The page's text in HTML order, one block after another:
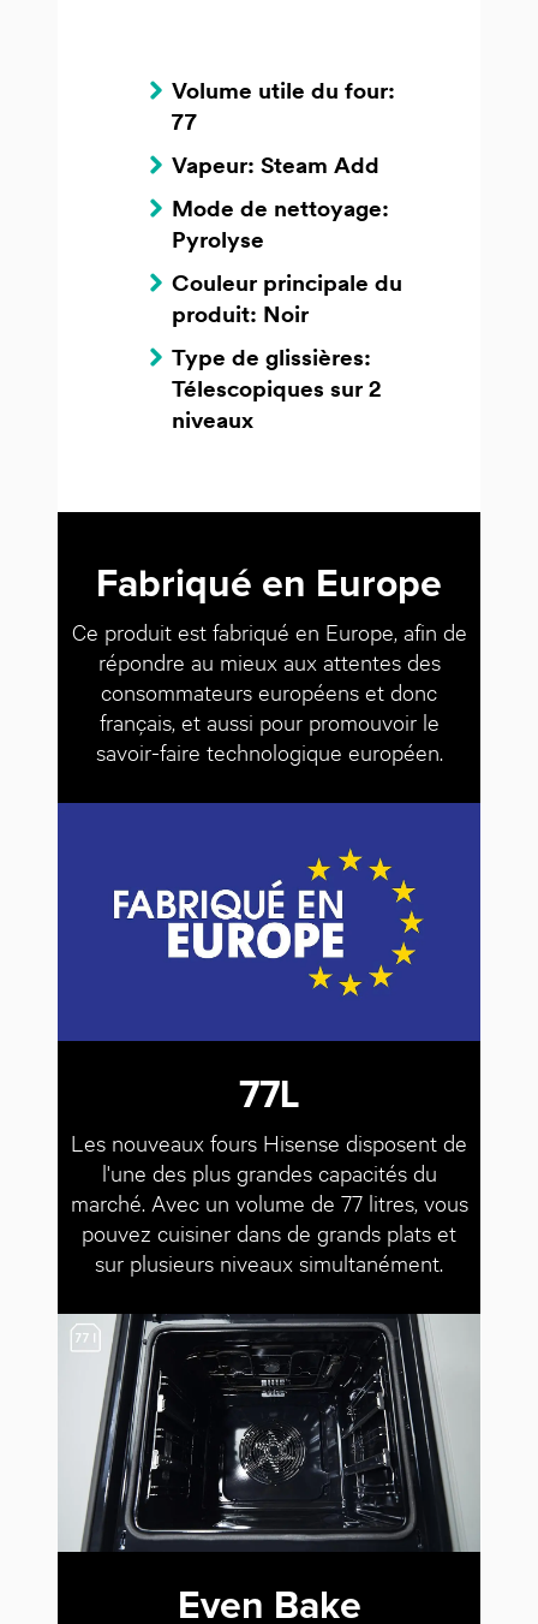
Volume utile du four:
77
Vapeur: Steam Add
Mode de nettoyage:
Pyrolyse
Couleur principale du
produit: Noir
Type de glissières:
Télescopiques sur 2
niveaux
Fabriqué en Europe
Ce produit est fabriqué en Europe, afin de
répondre au mieux aux attentes des
consommateurs européens et donc
français, et aussi pour promouvoir le
savoir-faire technologique européen.
77L
Les nouveaux fours Hisense disposent de
l'une des plus grandes capacités du
marché. Avec un volume de 77 litres, vous
pouvez cuisiner dans de grands plats et
sur plusieurs niveaux simultanément.
Even Bake